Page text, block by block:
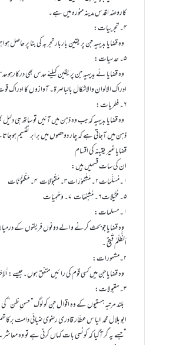
کاروضہ اقدس مدینہ منورہ میں ہے۔
۴۔ تجربیات:
وہ قضایا بدیہیہ جن پر یقین باربار تجربہ کی بنا پر
۵۔ حدسیات:
وہ قضایا ئے بدیہیہ جن پر یقین کیلئے حدس بھی
ادراک الالوان والاشکال بالباصرۃ۔ آوازوں کا
۶۔ فطریات:
وہ قضایا بدیہیہ کہ جب وہ ذہن میں آئیں تو ساتھ ہی
ذہن میں آجاتی ہے کہ چار دوحصوں میں برابر تقسیم
قضایا غیر یقینہ کی اقسام
ان کی سات قسمیں ہیں:
۱۔مُسَلَّمَات ۲۔ مَشْہُوْرَات ۳۔ مَقْبُوْلات ۴۔ مَظْنُوْنَات
۵۔ مُخَیَّلات ۶۔ مُشَبَّھَات ۷۔ وَھْمِیَات
۱۔ مسلمات:
وہ قضایا جو بحث کرنے والے دونوں فریقوں کے
اَلظُّلْمُ قَبِیْحٌ ۔
۲۔مشہورات:
وہ قضایا جن میں کسی قوم کی را ئیں متفق ہوں۔جیسے:
۳۔ مقبولات:
بلند مرتبہ ہستیوں کے وہ اقوال جن کو لوگ” حسن ِظن”
ابو بلال محمد الیا س عطّار قادری رضوی ضیائی دامت
”جسے یہ گر آگیا کہ کونسی بات کہاں کرنی ہے تو وہ